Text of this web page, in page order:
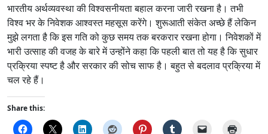
भारतीय अर्थव्यवस्था की विश्वसनीयता बहाल करना जारी रखना है। तभी
विश्व भर के निवेशक आश्वस्त महसूस करेंगे। शुरूआती संकेत अच्छे हैं लेकिन
मुझे लगता है कि इस गति को कुछ समय तक बरकरार रखना होगा। निवेशकों में
भारी उत्साह की वजह के बारे में उन्होंने कहा कि पहली बात तो यह है कि सुधार
प्रक्रिया स्पष्ट है और सरकार की सोच साफ है। बहुत से बदलाव प्रक्रिया में
चल रहे हैं।
Share this: